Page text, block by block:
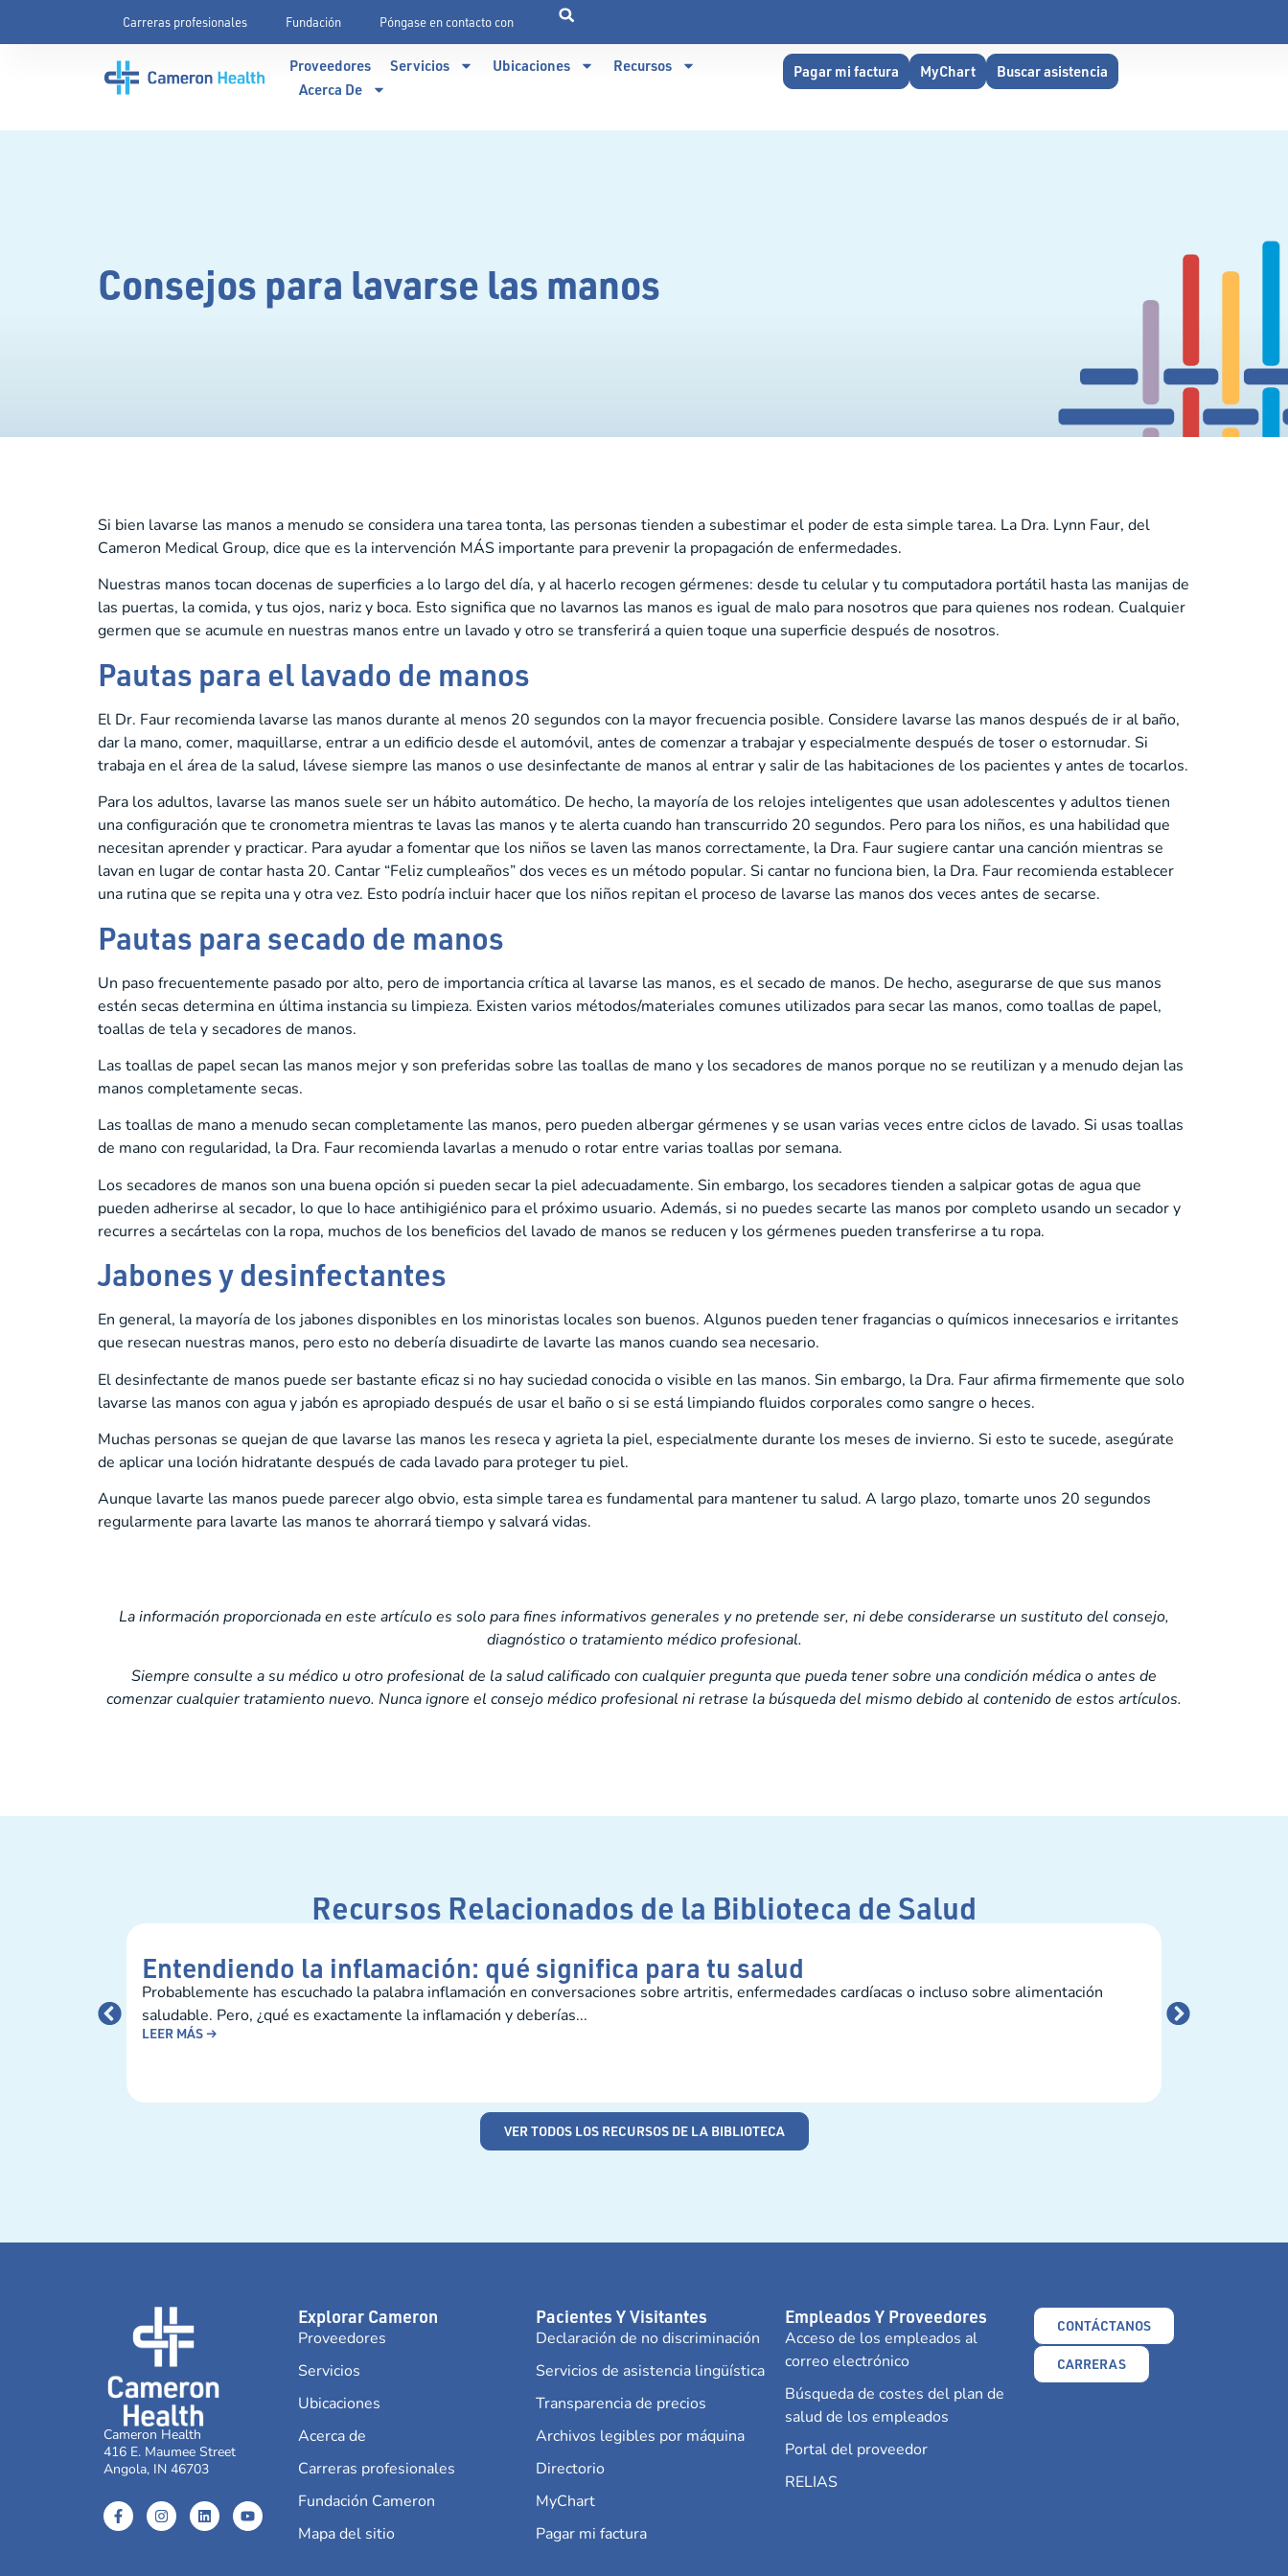
Carreras profesionales Fundación Póngase en contacto con
Proveedores Servicios Ubicaciones
Recursos
Acerca De
Pagar mi factura MyChart Buscar asistencia
Consejos para lavarse las manos
Si bien lavarse las manos a menudo se considera una tarea tonta, las personas tienden a subestimar el poder de esta simple tarea. La Dra. Lynn Faur, del
Cameron Medical Group, dice que es la intervención MÁS importante para prevenir la propagación de enfermedades.
Nuestras manos tocan docenas de superficies a lo largo del día, y al hacerlo recogen gérmenes: desde tu celular y tu computadora portátil hasta las manijas de
las puertas, la comida, y tus ojos, nariz y boca. Esto significa que no lavarnos las manos es igual de malo para nosotros que para quienes nos rodean. Cualquier
germen que se acumule en nuestras manos entre un lavado y otro se transferirá a quien toque una superficie después de nosotros.
Pautas para el lavado de manos
El Dr. Faur recomienda lavarse las manos durante al menos 20 segundos con la mayor frecuencia posible. Considere lavarse las manos después de ir al baño,
dar la mano, comer, maquillarse, entrar a un edificio desde el automóvil, antes de comenzar a trabajar y especialmente después de toser o estornudar. Si
trabaja en el área de la salud, lávese siempre las manos o use desinfectante de manos al entrar y salir de las habitaciones de los pacientes y antes de tocarlos.
Para los adultos, lavarse las manos suele ser un hábito automático. De hecho, la mayoría de los relojes inteligentes que usan adolescentes y adultos tienen
una configuración que te cronometra mientras te lavas las manos y te alerta cuando han transcurrido 20 segundos. Pero para los niños, es una habilidad que
necesitan aprender y practicar. Para ayudar a fomentar que los niños se laven las manos correctamente, la Dra. Faur sugiere cantar una canción mientras se
lavan en lugar de contar hasta 20. Cantar “Feliz cumpleaños” dos veces es un método popular. Si cantar no funciona bien, la Dra. Faur recomienda establecer
una rutina que se repita una y otra vez. Esto podría incluir hacer que los niños repitan el proceso de lavarse las manos dos veces antes de secarse.
Pautas para secado de manos
Un paso frecuentemente pasado por alto, pero de importancia crítica al lavarse las manos, es el secado de manos. De hecho, asegurarse de que sus manos
estén secas determina en última instancia su limpieza. Existen varios métodos/materiales comunes utilizados para secar las manos, como toallas de papel,
toallas de tela y secadores de manos.
Las toallas de papel secan las manos mejor y son preferidas sobre las toallas de mano y los secadores de manos porque no se reutilizan y a menudo dejan las
manos completamente secas.
Las toallas de mano a menudo secan completamente las manos, pero pueden albergar gérmenes y se usan varias veces entre ciclos de lavado. Si usas toallas
de mano con regularidad, la Dra. Faur recomienda lavarlas a menudo o rotar entre varias toallas por semana.
Los secadores de manos son una buena opción si pueden secar la piel adecuadamente. Sin embargo, los secadores tienden a salpicar gotas de agua que
pueden adherirse al secador, lo que lo hace antihigiénico para el próximo usuario. Además, si no puedes secarte las manos por completo usando un secador y
recurres a secártelas con la ropa, muchos de los beneficios del lavado de manos se reducen y los gérmenes pueden transferirse a tu ropa.
Jabones y desinfectantes
En general, la mayoría de los jabones disponibles en los minoristas locales son buenos. Algunos pueden tener fragancias o químicos innecesarios e irritantes
que resecan nuestras manos, pero esto no debería disuadirte de lavarte las manos cuando sea necesario.
El desinfectante de manos puede ser bastante eficaz si no hay suciedad conocida o visible en las manos. Sin embargo, la Dra. Faur afirma firmemente que solo
lavarse las manos con agua y jabón es apropiado después de usar el baño o si se está limpiando fluidos corporales como sangre o heces.
Muchas personas se quejan de que lavarse las manos les reseca y agrieta la piel, especialmente durante los meses de invierno. Si esto te sucede, asegúrate
de aplicar una loción hidratante después de cada lavado para proteger tu piel.
Aunque lavarte las manos puede parecer algo obvio, esta simple tarea es fundamental para mantener tu salud. A largo plazo, tomarte unos 20 segundos
regularmente para lavarte las manos te ahorrará tiempo y salvará vidas.
La información proporcionada en este artículo es solo para fines informativos generales y no pretende ser, ni debe considerarse un sustituto del consejo,
diagnóstico o tratamiento médico profesional.
Siempre consulte a su médico u otro profesional de la salud calificado con cualquier pregunta que pueda tener sobre una condición médica o antes de
comenzar cualquier tratamiento nuevo. Nunca ignore el consejo médico profesional ni retrase la búsqueda del mismo debido al contenido de estos artículos.
Recursos Relacionados de la Biblioteca de Salud
Entendiendo la inflamación: qué significa para tu salud
Probablemente has escuchado la palabra inflamación en conversaciones sobre artritis, enfermedades cardíacas o incluso sobre alimentación
saludable. Pero, ¿qué es exactamente la inflamación y deberías...
LEER MÁS →
puede hacer
VER TODOS LOS RECURSOS DE LA BIBLIOTECA
Cameron Health
416 E. Maumee Street
Angola, IN 46703
CONTÁCTANOS
CARRERAS
Explorar Cameron
Proveedores
Servicios
Ubicaciones
Acerca de
Carreras profesionales
Fundación Cameron
Mapa del sitio
Pacientes Y Visitantes
Declaración de no discriminación
Servicios de asistencia lingüística
Transparencia de precios
Archivos legibles por máquina
Directorio
MyChart
Pagar mi factura
Empleados Y Proveedores
Acceso de los empleados al
correo electrónico
Búsqueda de costes del plan de
salud de los empleados
Portal del proveedor
RELIAS